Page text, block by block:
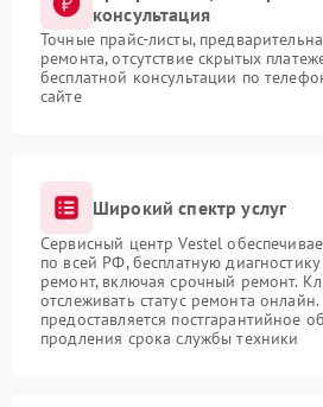
консультация
Точные прайс-листы,
ремонта, отсутствие скрытых
бесплатной консультации по
сайте
Широкий спектр услуг
Сервисный центр Vestel
по всей РФ, бесплатную
ремонт, включая срочный ремонт.
отслеживать статус ремонта
предоставляется постгарантийное
продления срока службы техники